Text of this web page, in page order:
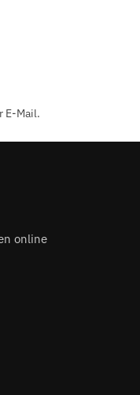
E-Mail.
online